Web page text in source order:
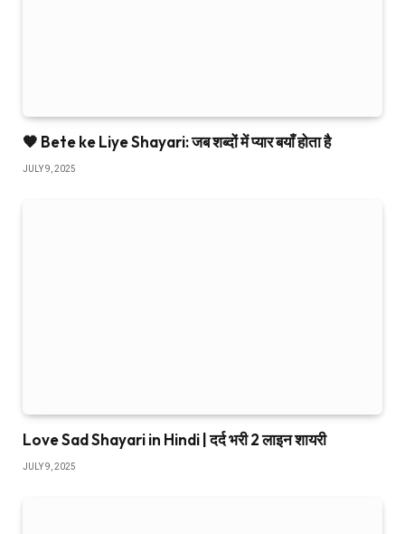
🧡 Bete ke Liye Shayari: जब शब्दों में प्यार बयाँ होता है
JULY 9, 2025
Love Sad Shayari in Hindi | दर्द भरी 2 लाइन शायरी
JULY 9, 2025